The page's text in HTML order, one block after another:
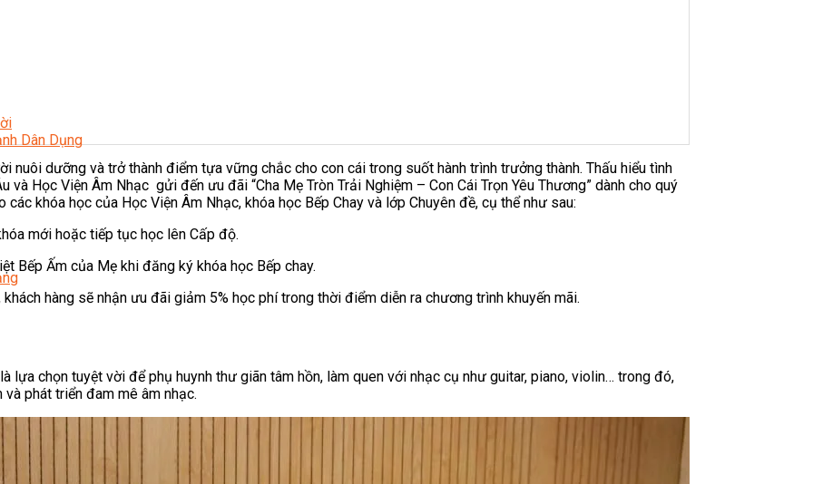
Dân Dụng
nuôi dưỡng và trở thành điểm tựa vững chắc cho con cái trong suốt hành trình trưởng thành. Thấu hiểu tình
Học Viện Âm Nhạc gửi đến ưu đãi “Cha Mẹ Tròn Trải Nghiệm – Con Cái Trọn Yêu Thương” dành cho quý
khóa học của Học Viện Âm Nhạc, khóa học Bếp Chay và lớp Chuyên đề, cụ thể như sau:
mới hoặc tiếp tục học lên Cấp độ.
Bếp Ấm của Mẹ khi đăng ký khóa học Bếp chay.
hàng sẽ nhận ưu đãi giảm 5% học phí trong thời điểm diễn ra chương trình khuyến mãi.
lựa chọn tuyệt vời để phụ huynh thư giãn tâm hồn, làm quen với nhạc cụ như guitar, piano, violin… trong đó,
phát triển đam mê âm nhạc.